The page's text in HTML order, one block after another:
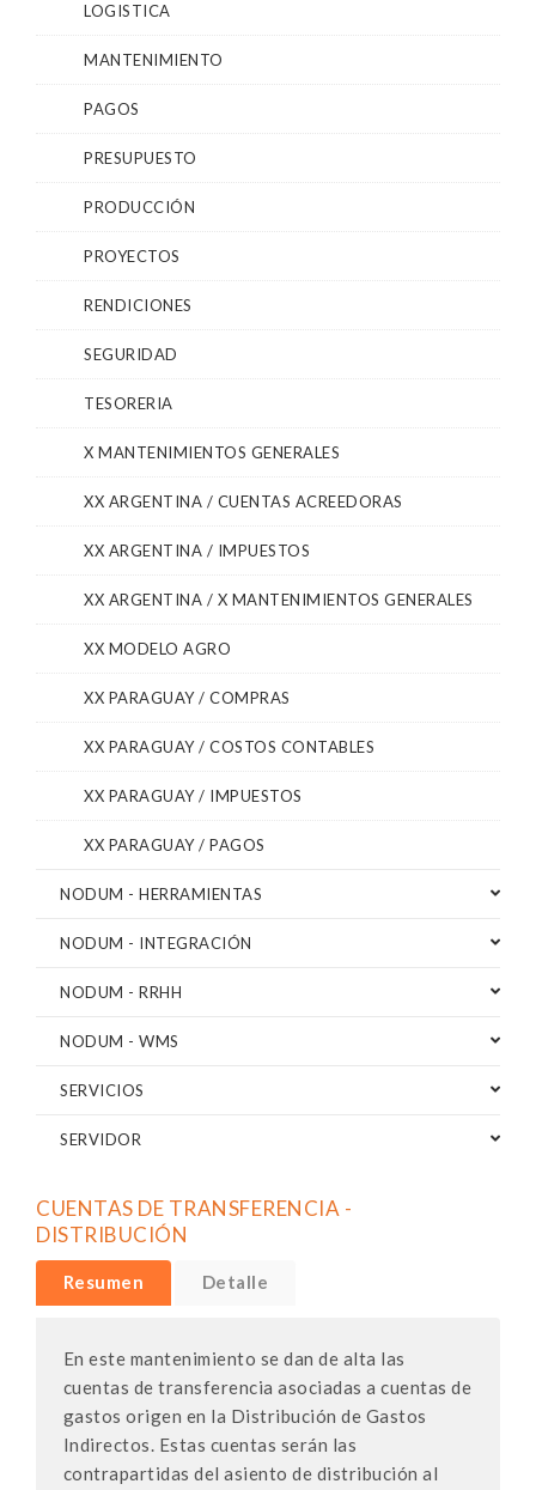
LOGISTICA
MANTENIMIENTO
PAGOS
PRESUPUESTO
PRODUCCIÓN
PROYECTOS
RENDICIONES
SEGURIDAD
TESORERIA
X MANTENIMIENTOS GENERALES
XX ARGENTINA / CUENTAS ACREEDORAS
XX ARGENTINA / IMPUESTOS
XX ARGENTINA / X MANTENIMIENTOS GENERALES
XX MODELO AGRO
XX PARAGUAY / COMPRAS
XX PARAGUAY / COSTOS CONTABLES
XX PARAGUAY / IMPUESTOS
XX PARAGUAY / PAGOS
NODUM - HERRAMIENTAS
NODUM - INTEGRACIÓN
NODUM - RRHH
NODUM - WMS
SERVICIOS
SERVIDOR
CUENTAS DE TRANSFERENCIA -
DISTRIBUCIÓN
Resumen Detalle
En este mantenimiento se dan de alta las
cuentas de transferencia asociadas a cuentas de
gastos origen en la Distribución de Gastos
Indirectos. Estas cuentas serán las
contrapartidas del asiento de distribución al